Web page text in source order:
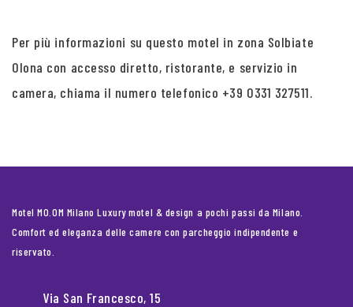
Per più informazioni su questo motel in zona Solbiate
Olona con accesso diretto, ristorante, e servizio in
camera, chiama il numero telefonico +39 0331 327511.
Motel MO.OM Milano Luxury motel & design a pochi passi da Milano.
Comfort ed eleganza delle camere con parcheggio indipendente e
riservato.
Via San Francesco, 15